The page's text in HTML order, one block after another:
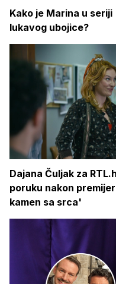
Kako je Marina u
lukavog ubojice?
Dajana Čuljak za
poruku nakon
kamen sa srca'